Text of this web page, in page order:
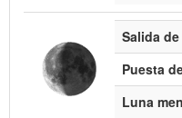
Salida
Puesta
Luna